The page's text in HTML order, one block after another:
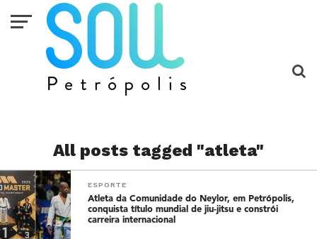
All posts tagged "atleta"
ESPORTE
Atleta da Comunidade do Neylor, em Petrópolis,
conquista título mundial de jiu-jitsu e constrói
carreira internacional